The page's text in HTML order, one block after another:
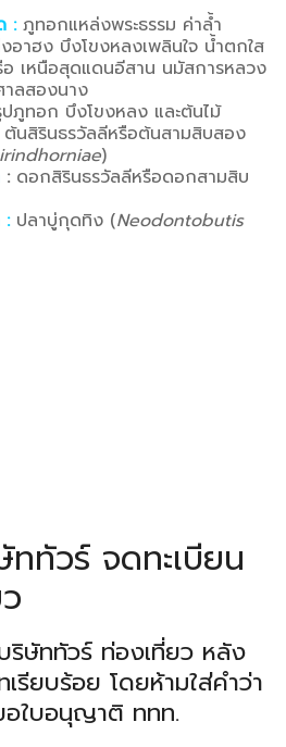
:ภูทอกแหล่งพระธรรม ค่าล้ำ
อาฮง บึงโขงหลงเพลินใจ น้ำตกใส
อ เหนือสุดแดนอีสาน นมัสการหลวง
ลสองนาง
ภูทอก บึงโขงหลง และต้นไม้
นสิรินธรวัลลีหรือต้นสามสิบสอง
)
:ดอกสิรินธรวัลลีหรือดอกสามสิบ
:ปลาบู่กุดทิง (Neodontobutis
ททัวร์ จดทะเบียน
ริษัททัวร์ ท่องเที่ยว หลัง
รียบร้อย โดยห้ามใส่คำว่า
ใบอนุญาติ ททท.